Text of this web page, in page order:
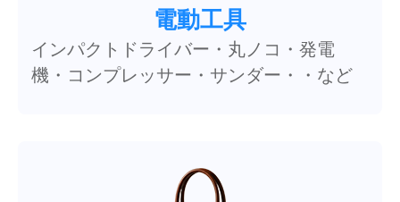
電動工具
インパクトドライバー・丸ノコ・発電
機・コンプレッサー・サンダー・・など